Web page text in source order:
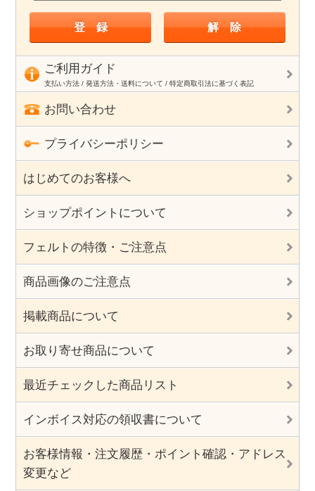
ご利用ガイド
支払い方法 / 発送方法・送料について / 特定商取引法に基づく表記
お問い合わせ
プライバシーポリシー
はじめてのお客様へ
ショップポイントについて
フェルトの特徴・ご注意点
商品画像のご注意点
掲載商品について
お取り寄せ商品について
最近チェックした商品リスト
インボイス対応の領収書について
お客様情報・注文履歴・ポイント確認・アドレス
変更など